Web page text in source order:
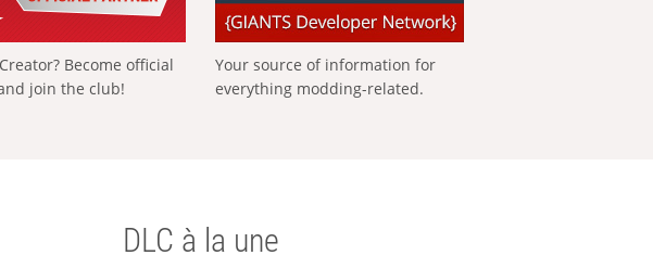
Become official
join the club!
Your source of information for
everything modding-related.
DLC à la une